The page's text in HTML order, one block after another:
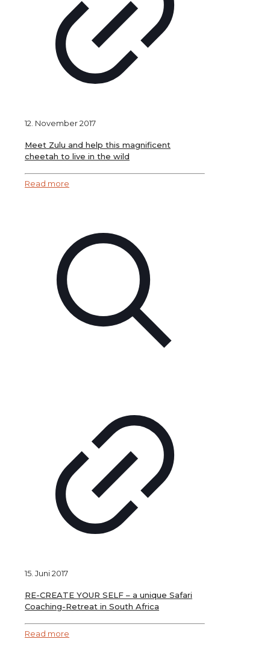
12. November 2017
Meet Zulu and help this magnificent
cheetah to live in the wild
Read more
15. Juni 2017
RE-CREATE YOUR SELF – a unique Safari
Coaching-Retreat in South Africa
Read more